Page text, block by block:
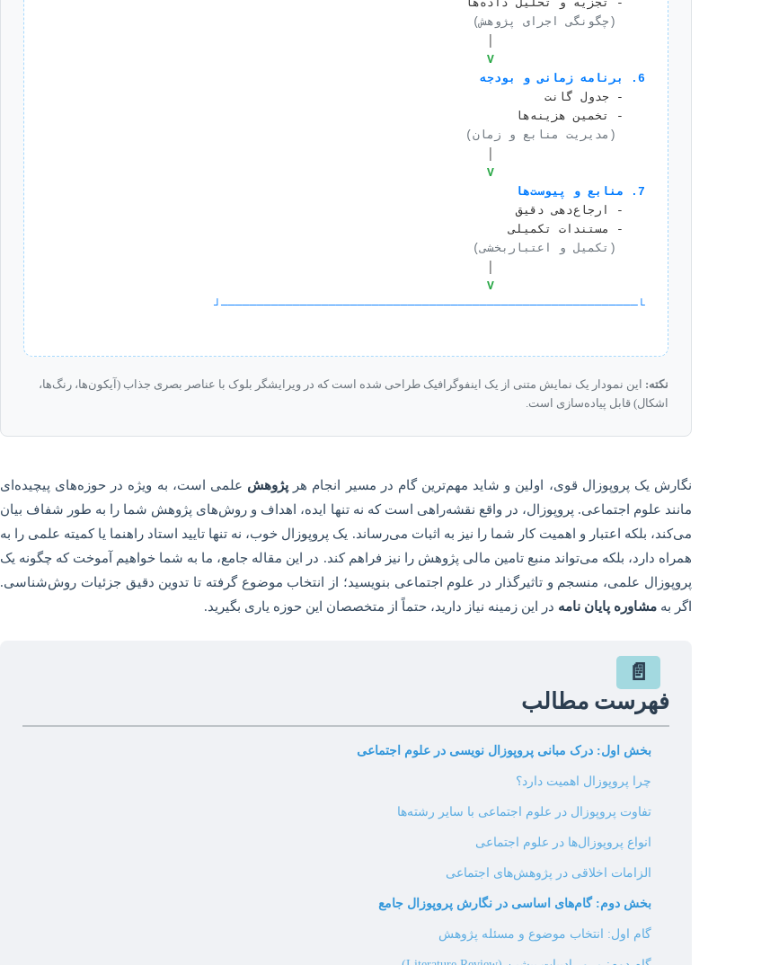
(چگونگی اجرای پژوهش)
6. برنامه زمانی و بودجه
(مدیریت منابع و زمان)
7. منابع و پیوست‌ها
(تکمیل و اعتباربخشی)
└──────────────────────────────────────────────────────────┘
نکته: این نمودار یک نمایش متنی از یک اینفوگرافیک طراحی شده است که در ویرایشگر بلوک با عناصر بصری جذاب (آیکون‌ها، رنگ‌ها،
اشکال) قابل پیاده‌سازی است.
نگارش یک پروپوزال قوی، اولین و شاید مهم‌ترین گام در مسیر انجام هر پژوهش علمی است، به ویژه در حوزه‌های پیچیده‌ای
مانند علوم اجتماعی. پروپوزال، در واقع نقشه‌راهی است که نه تنها ایده، اهداف و روش‌های پژوهش شما را به طور شفاف بیان
می‌کند، بلکه اعتبار و اهمیت کار شما را نیز به اثبات می‌رساند. یک پروپوزال خوب، نه تنها تایید استاد راهنما یا کمیته علمی را به
همراه دارد، بلکه می‌تواند منبع تامین مالی پژوهش را نیز فراهم کند. در این مقاله جامع، ما به شما خواهیم آموخت که چگونه یک
پروپوزال علمی، منسجم و تاثیرگذار در علوم اجتماعی بنویسید؛ از انتخاب موضوع گرفته تا تدوین دقیق جزئیات روش‌شناسی.
اگر به مشاوره پایان نامه در این زمینه نیاز دارید، حتماً از متخصصان این حوزه یاری بگیرید.
📄
فهرست مطالب
بخش اول: درک مبانی پروپوزال نویسی در علوم اجتماعی
چرا پروپوزال اهمیت دارد؟
تفاوت پروپوزال در علوم اجتماعی با سایر رشته‌ها
انواع پروپوزال‌ها در علوم اجتماعی
الزامات اخلاقی در پژوهش‌های اجتماعی
بخش دوم: گام‌های اساسی در نگارش پروپوزال جامع
گام اول: انتخاب موضوع و مسئله پژوهش